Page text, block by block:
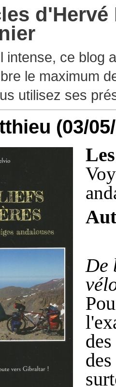
d'Hervé
intense, ce blog
le maximum
utilisez ses
(03/
De